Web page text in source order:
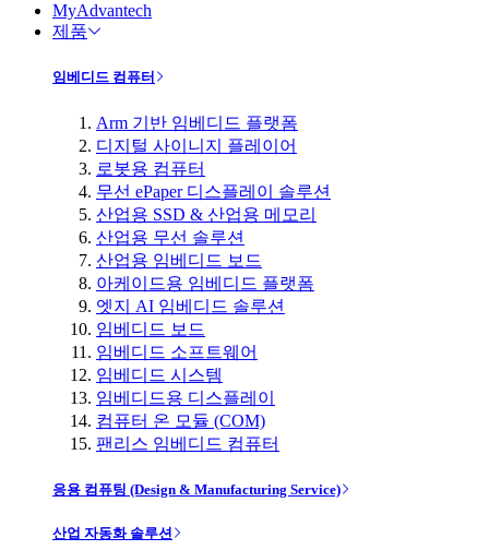
MyAdvantech
제품
임베디드 컴퓨터
Arm 기반 임베디드 플랫폼
디지털 사이니지 플레이어
로봇용 컴퓨터
무선 ePaper 디스플레이 솔루션
산업용 SSD & 산업용 메모리
산업용 무선 솔루션
산업용 임베디드 보드
아케이드용 임베디드 플랫폼
엣지 AI 임베디드 솔루션
임베디드 보드
임베디드 소프트웨어
임베디드 시스템
임베디드용 디스플레이
컴퓨터 온 모듈 (COM)
팬리스 임베디드 컴퓨터
응용 컴퓨팅 (Design & Manufacturing Service)
산업 자동화 솔루션